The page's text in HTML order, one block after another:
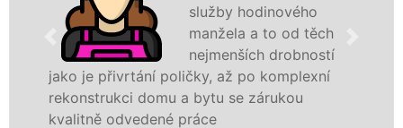
služby hodinového
manžela a to od těch
nejmenších drobností
jako je přivrtání poličky, až po komplexní
rekonstrukci domu a bytu se zárukou
kvalitně odvedené práce